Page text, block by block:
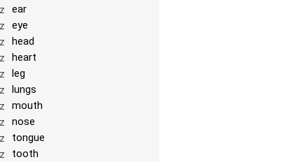
ear
eye
head
heart
leg
lungs
mouth
nose
tongue
tooth